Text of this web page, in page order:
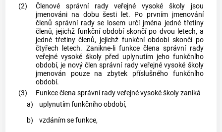
(2)
Členové správní rady veřejné vysoké školy jsou
jmenováni na dobu šesti let. Po prvním jmenování
členů správní rady se losem určí jména jedné třetiny
členů, jejichž funkční období skončí po dvou letech, a
jedné třetiny členů, jejichž funkční období skončí po
čtyřech letech. Zanikne-li funkce člena správní rady
veřejné vysoké školy před uplynutím jeho funkčního
období, je nový člen správní rady veřejné vysoké školy
jmenován pouze na zbytek příslušného funkčního
období.
(3)
Funkce člena správní rady veřejné vysoké školy zaniká
a)
uplynutím funkčního období,
b)
vzdáním se funkce,